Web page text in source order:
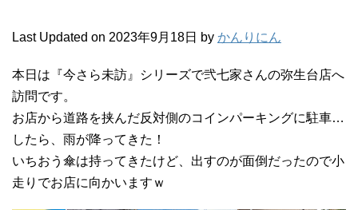
Last Updated on 2023年9月18日 by かんりにん
本日は『今さら未訪』シリーズで弐七家さんの弥生台店へ
訪問です。
お店から道路を挟んだ反対側のコインパーキングに駐車…
したら、雨が降ってきた！
いちおう傘は持ってきたけど、出すのが面倒だったので小
走りでお店に向かいますｗ